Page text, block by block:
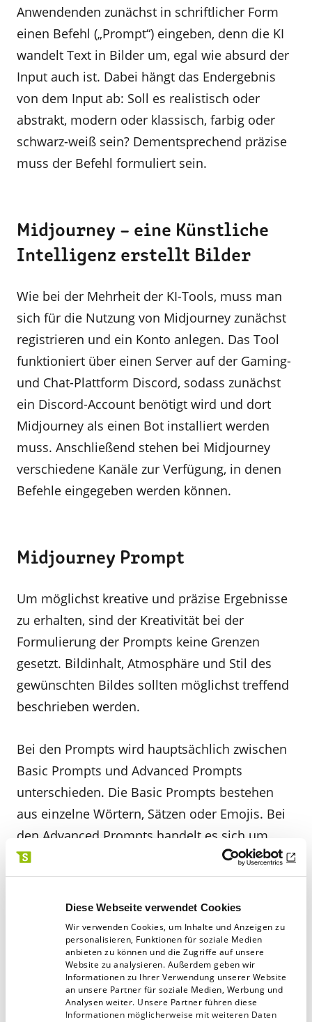
Diese Webseite verwendet Cookies
Wir verwenden Cookies, um Inhalte und Anzeigen zu
personalisieren, Funktionen für soziale Medien
anbieten zu können und die Zugriffe auf unsere
Website zu analysieren. Außerdem geben wir
Informationen zu Ihrer Verwendung unserer Website
an unsere Partner für soziale Medien, Werbung und
Analysen weiter. Unsere Partner führen diese
Informationen möglicherweise mit weiteren Daten
Anwendenden zunächst in schriftlicher Form
einen Befehl („Prompt“) eingeben, denn die KI
wandelt Text in Bilder um, egal wie absurd der
Input auch ist. Dabei hängt das Endergebnis
von dem Input ab: Soll es realistisch oder
abstrakt, modern oder klassisch, farbig oder
schwarz-weiß sein? Dementsprechend präzise
muss der Befehl formuliert sein.
Midjourney – eine Künstliche
Intelligenz erstellt Bilder
Wie bei der Mehrheit der KI-Tools, muss man
sich für die Nutzung von Midjourney zunächst
registrieren und ein Konto anlegen. Das Tool
funktioniert über einen Server auf der Gaming-
und Chat-Plattform Discord, sodass zunächst
ein Discord-Account benötigt wird und dort
Midjourney als einen Bot installiert werden
muss. Anschließend stehen bei Midjourney
verschiedene Kanäle zur Verfügung, in denen
Befehle eingegeben werden können.
Midjourney Prompt
Um möglichst kreative und präzise Ergebnisse
zu erhalten, sind der Kreativität bei der
Formulierung der Prompts keine Grenzen
gesetzt. Bildinhalt, Atmosphäre und Stil des
gewünschten Bildes sollten möglichst treffend
beschrieben werden.
Bei den Prompts wird hauptsächlich zwischen
Basic Prompts und Advanced Prompts
unterschieden. Die Basic Prompts bestehen
aus einzelne Wörtern, Sätzen oder Emojis. Bei
den Advanced Prompts handelt es sich um
fortgeschrittene Befehle, die zusätzlich
mindestens eine URL zu einem Beispielbild,
Textinhalte sowie mindestens einen weiteren
Parameter enthalten.
Grundsätzlich bevorzugt der Bot von
Midjourney Prompts mit kurzen und einfachen
Sätzen, die präzise beschreiben, was auf dem